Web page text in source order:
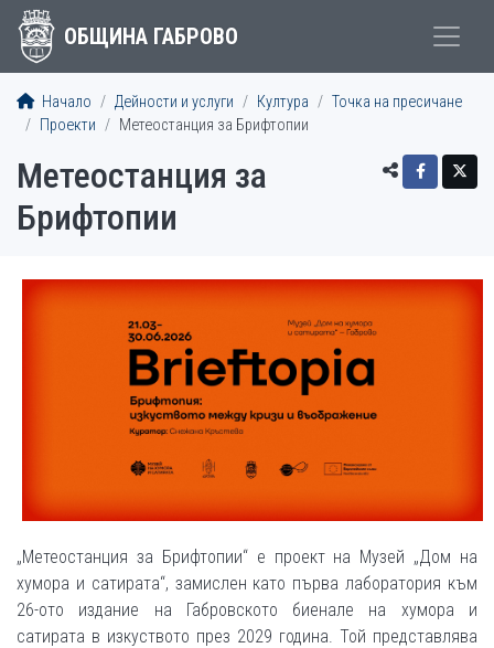
ОБЩИНА ГАБРОВО
Начало Дейности и услуги Култура
Точка на пресичане
Проекти
Метеостанция за Брифтопии
Метеостанция за
Брифтопии
„Метеостанция за Брифтопии“ е проект на Музей „Дом на
хумора и сатирата“, замислен като първа лаборатория към
26-ото издание на Габровското биенале на хумора и
сатирата в изкуството през 2029 година. Той представлява